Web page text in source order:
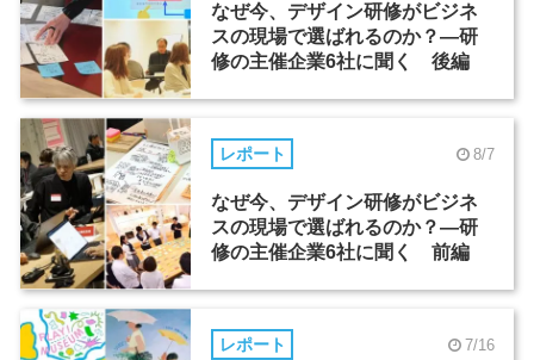
なぜ今、デザイン研修がビジネ
スの現場で選ばれるのか？―研
修の主催企業6社に聞く 後編
レポート 8/7
なぜ今、デザイン研修がビジネ
スの現場で選ばれるのか？―研
修の主催企業6社に聞く 前編
レポート 7/16